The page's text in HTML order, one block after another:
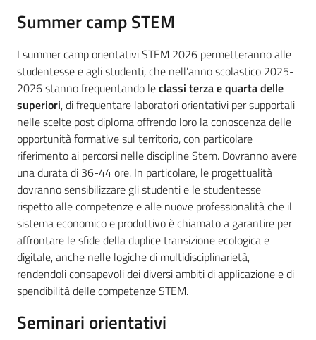
Summer camp STEM
I summer camp orientativi STEM 2026 permetteranno alle
studentesse e agli studenti, che nell’anno scolastico 2025-
2026 stanno frequentando leclassi terza e quarta delle
superiori, di frequentare laboratori orientativi per supportali
nelle scelte post diploma offrendo loro la conoscenza delle
opportunità formative sul territorio, con particolare
riferimento ai percorsi nelle discipline Stem. Dovranno avere
una durata di 36-44 ore. In particolare, le progettualità
dovranno sensibilizzare gli studenti e le studentesse
rispetto alle competenze e alle nuove professionalità che il
sistema economico e produttivo è chiamato a garantire per
affrontare le sfide della duplice transizione ecologica e
digitale, anche nelle logiche di multidisciplinarietà,
rendendoli consapevoli dei diversi ambiti di applicazione e di
spendibilità delle competenze STEM.
Seminari orientativi